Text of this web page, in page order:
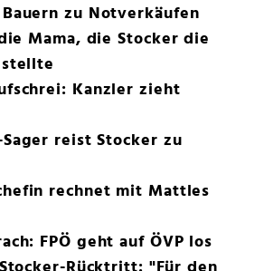
zu Notverkäufen
Mama, die Stocker die
Kanzler zieht
reist Stocker zu
rechnet mit Mattles
FPÖ geht auf ÖVP los